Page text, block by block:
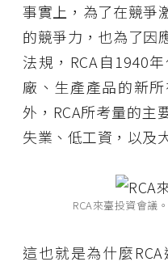
事實上，為了在競爭
的競爭力，也為了因
法規，RCA自1940
廠、生產產品的新
外，RCA所考量的主
失業、低工資，以及
RCA來臺投資會議
這也就是為什麼